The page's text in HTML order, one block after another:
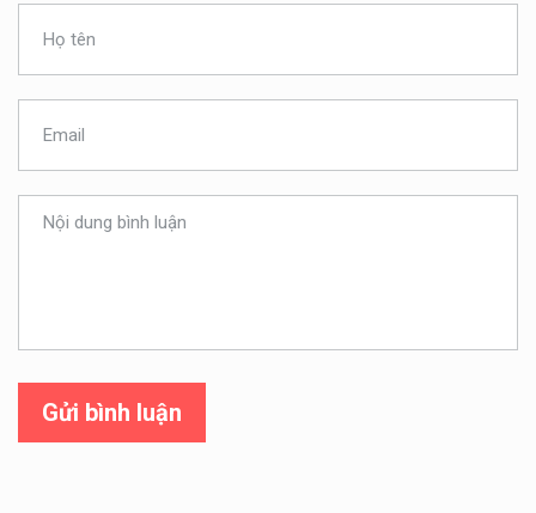
Gửi bình luận